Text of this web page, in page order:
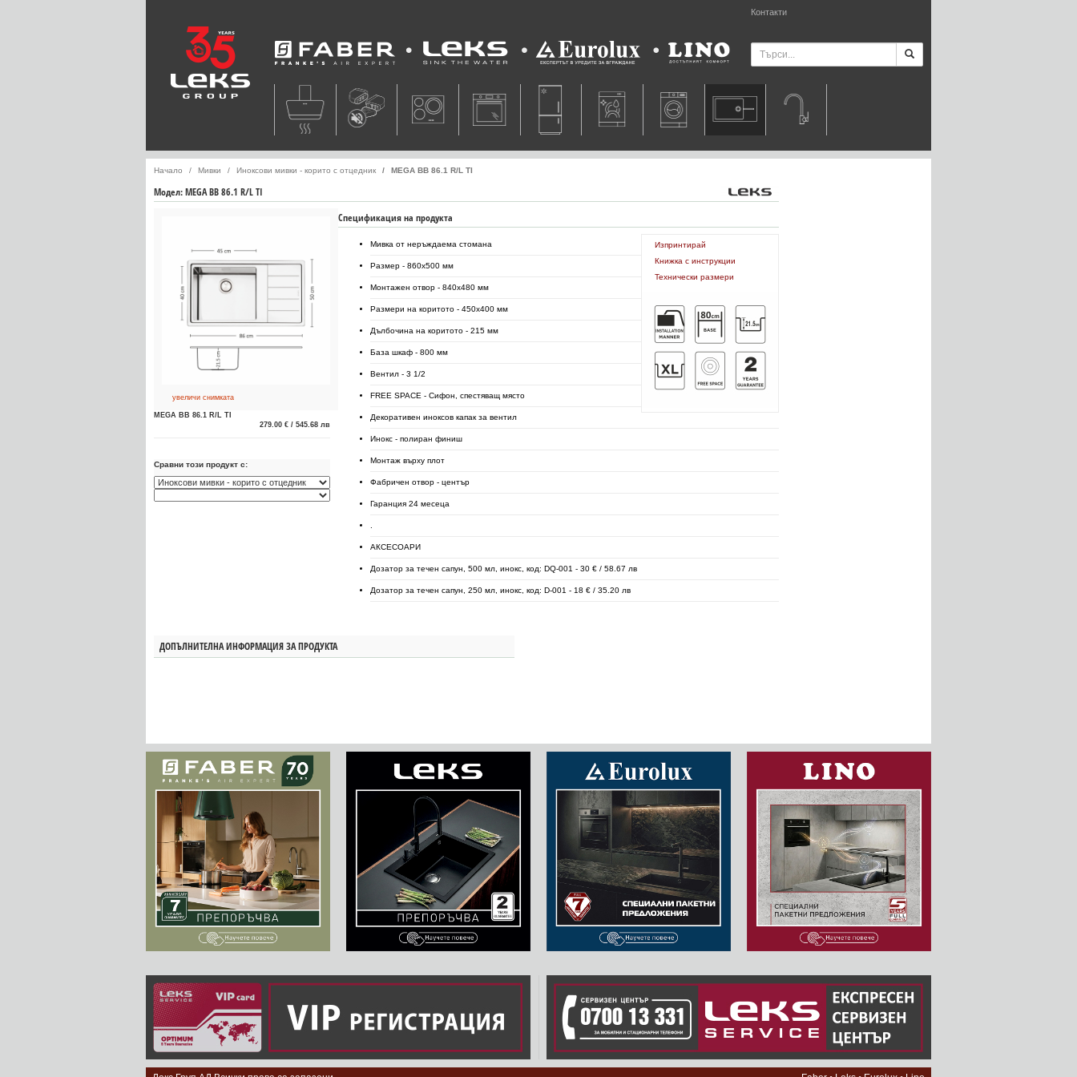
Контакти
Faber Leks Eurolux Lino
Начало Мивки Иноксови мивки - корито с отцедник MEGA BB 86.1 R/L TI
Модел:MEGA BB 86.1 R/L TI
увеличи снимката
MEGA BB 86.1 R/L TI
279.00 € / 545.68 лв
Сравни този продукт с:
Спецификация на продукта
Изпринтирай
Книжка с инструкции
Технически размери
Мивка от неръждаема стомана
Размер - 860x500 мм
Монтажен отвор - 840x480 мм
Размери на коритото - 450x400 мм
Дълбочина на коритото - 215 мм
База шкаф - 800 мм
Вентил - 3 1/2
FREE SPACE - Сифон, спестяващ място
Декоративен иноксов капак за вентил
Инокс - полиран финиш
Монтаж върху плот
Фабричен отвор - център
Гаранция 24 месеца
АКСЕСОАРИ
Дозатор за течен сапун, 500 мл, инокс, код: DQ-001 - 30 € / 58.67 лв
Дозатор за течен сапун, 250 мл, инокс, код: D-001 - 18 € / 35.20 лв
ДОПЪЛНИТЕЛНА ИНФОРМАЦИЯ ЗА ПРОДУКТА